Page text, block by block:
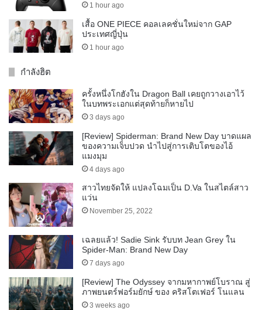
1 hour ago
เสื้อ ONE PIECE คอลเลคชั่นใหม่จาก GAP
ประเทศญี่ปุ่น
1 hour ago
กำลังฮิต
ครั้งหนึ่งโกฮังใน Dragon Ball เคยถูกวางเอาไว้
ในบทพระเอกแต่สุดท้ายก็หายไป
3 days ago
[Review] Spiderman: Brand New Day บาดแผล
ของความเจ็บปวด นำไปสู่การเติบโตของไอ้
แมงมุม
4 days ago
สาวไทยจัดให้ แปลงโฉมเป็น D.Va ในสไตล์สาว
แว่น
November 25, 2022
เฉลยแล้ว! Sadie Sink รับบท Jean Grey ใน
Spider-Man: Brand New Day
7 days ago
[Review] The Odyssey จากมหากาพย์โบราณ สู่
ภาพยนตร์ฟอร์มยักษ์ ของ คริสโตเฟอร์ โนแลน
3 weeks ago